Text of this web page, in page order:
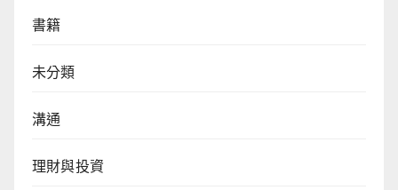
書籍
未分類
溝通
理財與投資